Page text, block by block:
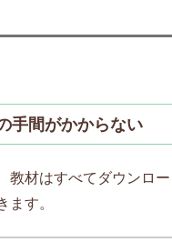
手間がかからない
教材はすべてダウンロ
ます。